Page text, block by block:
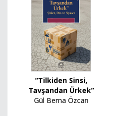
“Tilkiden Sinsi,
Tavşandan Ürkek”
Gül Berna Özcan